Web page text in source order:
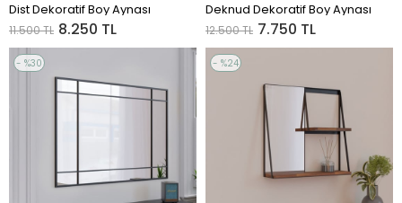
ADD TO CART
Dist Dekoratif Boy Aynası
8.250 TL
11.500 TL
ADD TO CART
Deknud Dekoratif Boy Aynası
7.750 TL
12.500 TL
%30
%24